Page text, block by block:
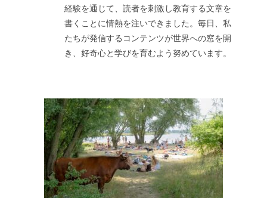
経験を通じて、読者を刺激し教育する文章を
書くことに情熱を注いできました。毎日、私
たちが発信するコンテンツが世界への窓を開
き、好奇心と学びを育むよう努めています。